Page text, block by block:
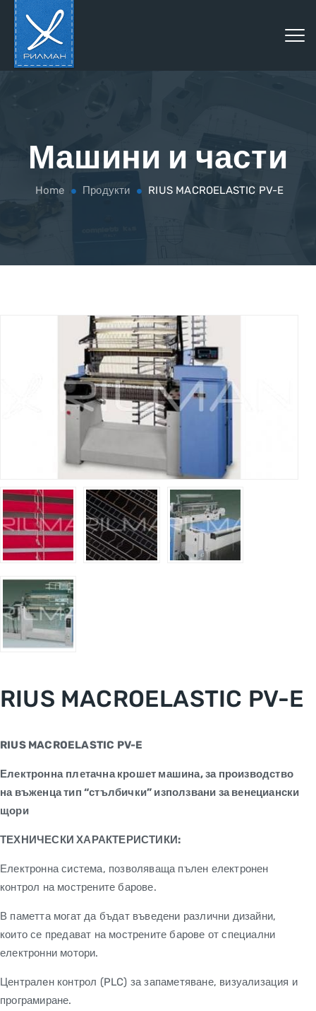
Машини и части
Home Продукти RIUS MACROELASTIC PV-E
RIUS MACROELASTIC PV-E
RIUS MACROELASTIC PV-E
Електронна плетачна крошет машина, за производство
на въженца тип “стълбички” използвани за венециански
щори
ТЕХНИЧЕСКИ ХАРАКТЕРИСТИКИ:
Електронна система, позволяваща пълен електронен
контрол на мострените барове.
В паметта могат да бъдат въведени различни дизайни,
които се предават на мострените барове от специални
електронни мотори.
Централeн контрол (PLC) за запаметяване, визуализация и
програмиране.